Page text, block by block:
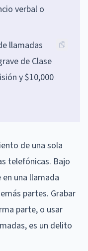
verbal o
llamadas
de Clase
y $10,000
de una sola
telefónicas. Bajo
una llamada
partes. Grabar
parte, o usar
es un delito